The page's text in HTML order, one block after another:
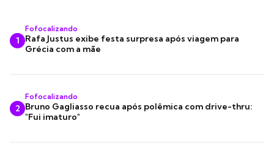
1
Fofocalizando
Rafa Justus exibe festa surpresa após viagem para
Grécia com a mãe
2
Fofocalizando
Bruno Gagliasso recua após polêmica com drive-thru:
"Fui imaturo"